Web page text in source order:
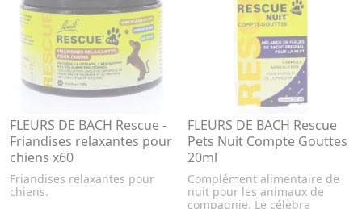
FLEURS DE BACH Rescue -
Friandises relaxantes pour
chiens x60
Friandises relaxantes pour
chiens.
FLEURS DE BACH Rescue
Pets Nuit Compte Gouttes
20ml
Complément alimentaire de
nuit pour les animaux de
compagnie. Le célèbre